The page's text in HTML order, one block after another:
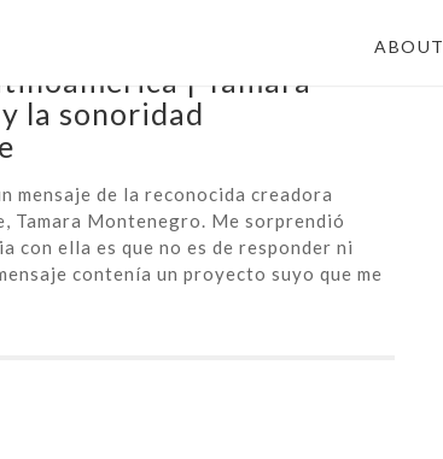
ABOUT
| Tamara
la sonoridad
mensaje de la reconocida creadora
Tamara Montenegro. Me sorprendió
con ella es que no es de responder ni
contenía un proyecto suyo que me